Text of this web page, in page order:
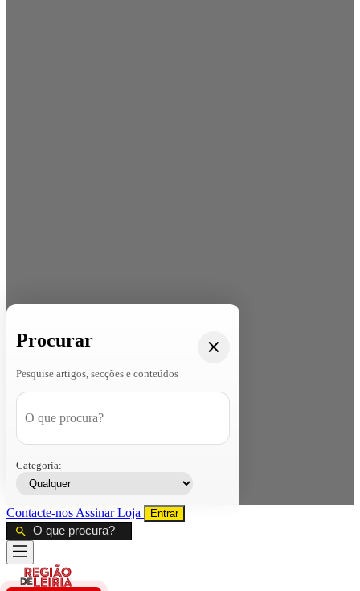
Procurar
Pesquise artigos, secções e conteúdos
Categoria:
Contacte-nos AssinarLoja Entrar